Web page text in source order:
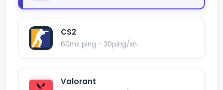
CS2
60ms ping - 30ping/sn
Valorant